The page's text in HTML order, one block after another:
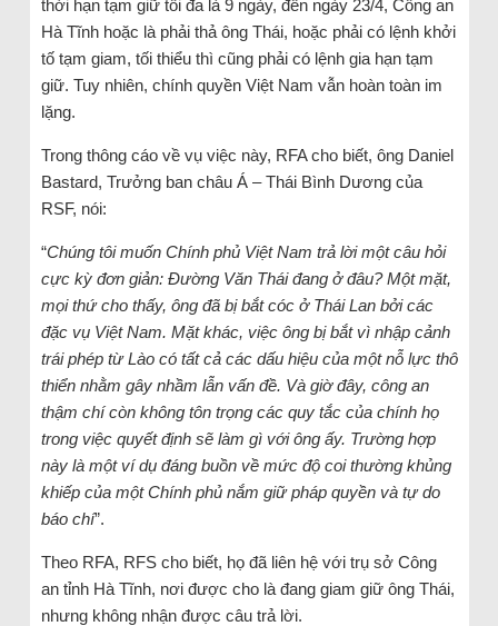
thời hạn tạm giữ tối đa là 9 ngày, đến ngày 23/4, Công an
Hà Tĩnh hoặc là phải thả ông Thái, hoặc phải có lệnh khởi
tố tạm giam, tối thiểu thì cũng phải có lệnh gia hạn tạm
giữ. Tuy nhiên, chính quyền Việt Nam vẫn hoàn toàn im
lặng.
Trong thông cáo về vụ việc này, RFA cho biết, ông Daniel
Bastard, Trưởng ban châu Á – Thái Bình Dương của
RSF, nói:
“Chúng tôi muốn Chính phủ Việt Nam trả lời một câu hỏi
cực kỳ đơn giản: Đường Văn Thái đang ở đâu? Một mặt,
mọi thứ cho thấy, ông đã bị bắt cóc ở Thái Lan bởi các
đặc vụ Việt Nam. Mặt khác, việc ông bị bắt vì nhập cảnh
trái phép từ Lào có tất cả các dấu hiệu của một nỗ lực thô
thiển nhằm gây nhầm lẫn vấn đề. Và giờ đây, công an
thậm chí còn không tôn trọng các quy tắc của chính họ
trong việc quyết định sẽ làm gì với ông ấy. Trường hợp
này là một ví dụ đáng buồn về mức độ coi thường khủng
khiếp của một Chính phủ nắm giữ pháp quyền và tự do
báo chí”.
Theo RFA, RFS cho biết, họ đã liên hệ với trụ sở Công
an tỉnh Hà Tĩnh, nơi được cho là đang giam giữ ông Thái,
nhưng không nhận được câu trả lời.